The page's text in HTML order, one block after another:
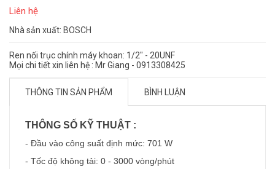
Liên hệ
Nhà sản xuất: BOSCH
Ren nối trục chính máy khoan: 1/2" - 20UNF
Mọi chi tiết xin liên hệ : Mr Giang - 0913308425
THÔNG TIN SẢN PHẨM BÌNH LUẬN
THÔNG SỐ KỸ THUẬT :
- Đầu vào công suất định mức: 701 W
- Tốc độ không tải: 0 - 3000 vòng/phút